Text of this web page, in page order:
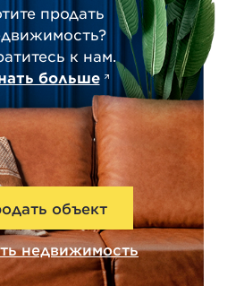
продать
к нам.
больше
объект
недвижимость